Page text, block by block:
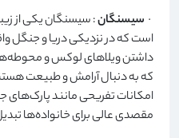
· سیسنگان: سیسنگان یکی از
است که در نزدیکی دریا و جنگل
داشتن ویلاهای لوکس و
که به دنبال آرامش و طبیعت
امکانات تفریحی مانند پارک‌های
مقصدی عالی برای خانواده‌ها